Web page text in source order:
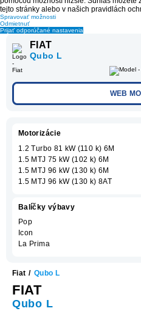
tejto stránky alebo v našich pravidlách
Spravovať možnosti
Odmietnuť
Prijať odporúčané nastavenia
FIAT
Qubo L
WEB
Fiat / Qubo L
FIAT
Qubo L
Motorizácie
1.2 Turbo 81 kW (110 k) 6M
1.5 MTJ 75 kW (102 k) 6M
1.5 MTJ 96 kW (130 k) 6M
1.5 MTJ 96 kW (130 k) 8AT
Balíčky výbavy
Pop
Icon
La Prima